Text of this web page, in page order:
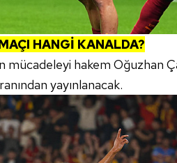
HANGİ KANALDA?
mücadeleyi hakem Oğuzhan
yayınlanacak.